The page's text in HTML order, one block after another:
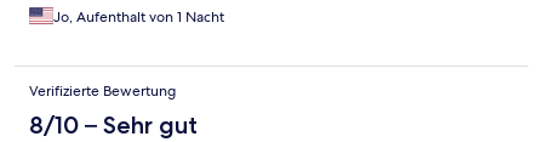
Jo, Aufenthalt von 1 Nacht
Verifizierte Bewertung
8/10 – Sehr gut